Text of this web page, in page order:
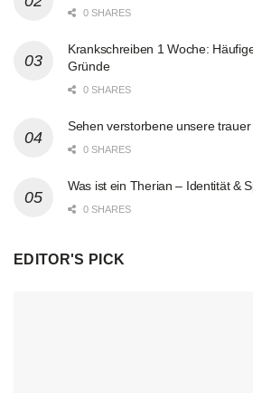
0 SHARES
Krankschreiben 1 Woche:
Gründe
0 SHARES
Sehen verstorbene unsere
0 SHARES
Was ist ein Therian – Identität &
0 SHARES
EDITOR'S PICK